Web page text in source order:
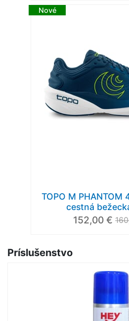
Nové
TOPO M PHANTOM
cestná
152,00 €
Príslušenstvo